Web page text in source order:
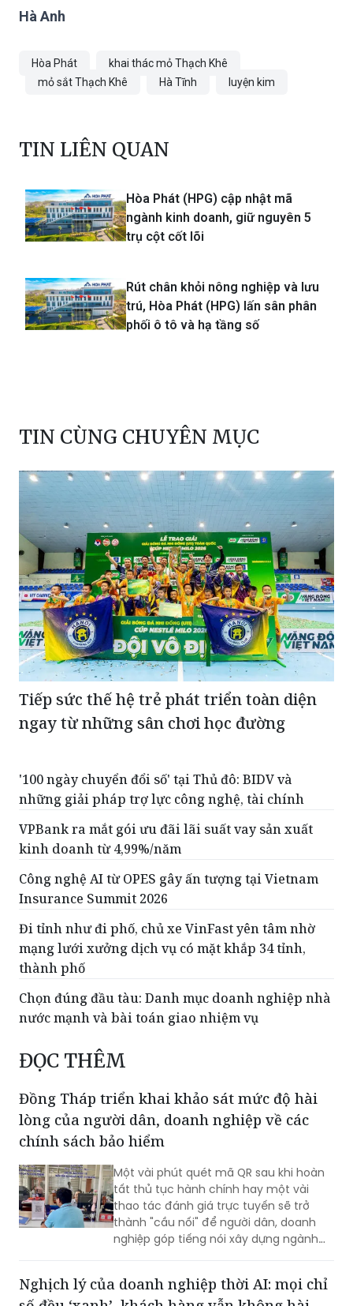
Hà Anh
Hòa Phát
khai thác mỏ Thạch Khê
mỏ sắt Thạch Khê
Hà Tĩnh luyện kim
TIN LIÊN QUAN
Hòa Phát (HPG) cập nhật mã
ngành kinh doanh, giữ nguyên 5
trụ cột cốt lõi
Rút chân khỏi nông nghiệp và lưu
trú, Hòa Phát (HPG) lấn sân phân
phối ô tô và hạ tầng số
TIN CÙNG CHUYÊN MỤC
Tiếp sức thế hệ trẻ phát triển toàn diện
ngay từ những sân chơi học đường
'100 ngày chuyển đổi số' tại Thủ đô: BIDV và
những giải pháp trợ lực công nghệ, tài chính
VPBank ra mắt gói ưu đãi lãi suất vay sản xuất
kinh doanh từ 4,99%/năm
Công nghệ AI từ OPES gây ấn tượng tại Vietnam
Insurance Summit 2026
Đi tỉnh như đi phố, chủ xe VinFast yên tâm nhờ
mạng lưới xưởng dịch vụ có mặt khắp 34 tỉnh,
thành phố
Chọn đúng đầu tàu: Danh mục doanh nghiệp nhà
nước mạnh và bài toán giao nhiệm vụ
ĐỌC THÊM
Đồng Tháp triển khai khảo sát mức độ hài
lòng của người dân, doanh nghiệp về các
chính sách bảo hiểm
Một vài phút quét mã QR sau khi hoàn
tất thủ tục hành chính hay một vài
thao tác đánh giá trực tuyến sẽ trở
thành "cầu nối" để người dân, doanh
nghiệp góp tiếng nói xây dựng ngành
hơn.
Nghịch lý của doanh nghiệp thời AI: mọi chỉ